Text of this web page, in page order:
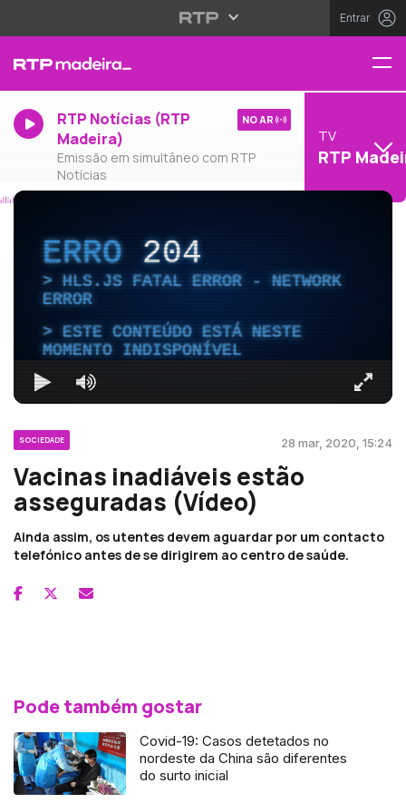
Entrar
RTP Notícias (RTP
Madeira)
Emissão em simultâneo com RTP
Notícias
NO AR
TV
RTP
ERRO204
HLS.JS FATAL ERROR - NETWORK
ERROR
ESTE CONTEÚDO ESTÁ NESTE
MOMENTO INDISPONÍVEL
SOCIEDADE 28 mar, 2020, 15:24
Vacinas inadiáveis estão
asseguradas (Vídeo)
Ainda assim, os utentes devem aguardar por um contacto
telefónico antes de se dirigirem ao centro de saúde.
Pode também gostar
Covid-19: Casos detetados no
nordeste da China são diferentes
do surto inicial